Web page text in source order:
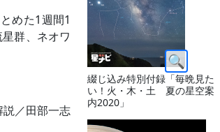
めた1週間1
群、ネオワ
説／田部一志
綴じ込み特別付録「毎晩見た
い！火・木・土 夏の星空案
内2020」